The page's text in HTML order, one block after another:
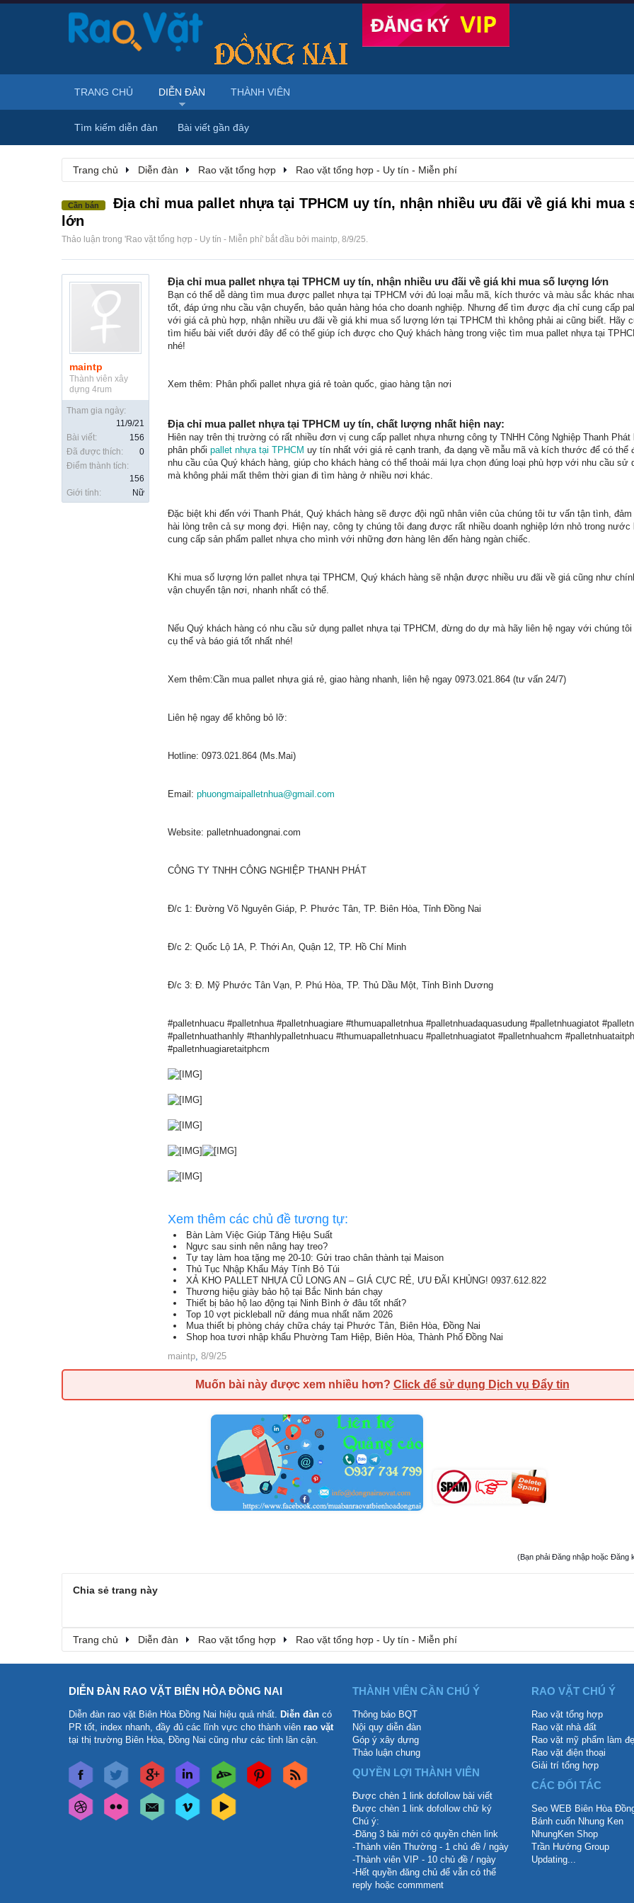
Trang chủ Diễn đàn Rao vặt tổng hợp Rao vặt tổng hợp - Uy tín - Miễn phí
Cần bán
Địa chỉ mua pallet nhựa tại TPHCM uy tín, nhận nhiều ưu đãi về giá khi mua
lớn
Thảo luận trong 'Rao vặt tổng hợp - Uy tín - Miễn phí' bắt đầu bởi maintp, 8/9/25.
maintp
Thành viên xây
dựng 4rum
Tham gia ngày:
11/9/21
Bài viết:
156
Đã được thích:
0
Điểm thành tích:
156
Giới tính:
Nữ
Địa chỉ mua pallet nhựa tại TPHCM uy tín, nhận nhiều ưu đãi về giá khi mua số lượng lớn
Bạn có thể dễ dàng tìm mua được pallet nhựa tại TPHCM với đủ loại mẫu mã, kích thước và màu sắc khác
tốt, đáp ứng nhu cầu vận chuyển, bảo quản hàng hóa cho doanh nghiệp. Nhưng để tìm được địa chỉ cung cấp
với giá cả phù hợp, nhận nhiều ưu đãi về giá khi mua số lượng lớn tại TPHCM thì không phải ai cũng biết. Hãy
tìm hiểu bài viết dưới đây để có thể giúp ích được cho Quý khách hàng trong việc tìm mua pallet nhựa tại
nhé!
Xem thêm: Phân phối pallet nhựa giá rẻ toàn quốc, giao hàng tận nơi
Địa chỉ mua pallet nhựa tại TPHCM uy tín, chất lượng nhất hiện nay:
Hiên nay trên thị trường có rất nhiều đơn vị cung cấp pallet nhựa nhưng công ty TNHH Công Nghiệp Thanh
phân phối pallet nhựa tại TPHCM uy tín nhất với giá rẻ cạnh tranh, đa dạng về mẫu mã và kích thước để có thể
nhu cầu của Quý khách hàng, giúp cho khách hàng có thể thoải mái lựa chọn đúng loại phù hợp với nhu cầu sử
mà không phải mất thêm thời gian đi tìm hàng ở nhiều nơi khác.
Đặc biệt khi đến với Thanh Phát, Quý khách hàng sẽ được đội ngũ nhân viên của chúng tôi tư vấn tận tình,
hài lòng trên cả sự mong đợi. Hiện nay, công ty chúng tôi đang được rất nhiều doanh nghiệp lớn nhỏ trong
cung cấp sản phẩm pallet nhựa cho mình với những đơn hàng lên đến hàng ngàn chiếc.
Khi mua số lượng lớn pallet nhựa tại TPHCM, Quý khách hàng sẽ nhận được nhiều ưu đãi về giá cũng như
vận chuyển tận nơi, nhanh nhất có thể.
Nếu Quý khách hàng có nhu cầu sử dụng pallet nhựa tại TPHCM, đừng do dự mà hãy liên hệ ngay với chúng
cụ thể và báo giá tốt nhất nhé!
Xem thêm:Cần mua pallet nhựa giá rẻ, giao hàng nhanh, liên hệ ngay 0973.021.864 (tư vấn 24/7)
Liên hệ ngay để không bỏ lỡ:
Hotline: 0973.021.864 (Ms.Mai)
Email: phuongmaipalletnhua@gmail.com
Website: palletnhuadongnai.com
CÔNG TY TNHH CÔNG NGHIỆP THANH PHÁT
Đ/c 1: Đường Võ Nguyên Giáp, P. Phước Tân, TP. Biên Hòa, Tỉnh Đồng Nai
Đ/c 2: Quốc Lộ 1A, P. Thới An, Quận 12, TP. Hồ Chí Minh
Đ/c 3: Đ. Mỹ Phước Tân Vạn, P. Phú Hòa, TP. Thủ Dầu Một, Tỉnh Bình Dương
#palletnhuacu #palletnhua #palletnhuagiare #thumuapalletnhua #palletnhuadaquasudung #palletnhuagiatot
#palletnhuathanhly #thanhlypalletnhuacu #thumuapalletnhuacu #palletnhuagiatot #palletnhuahcm
#palletnhuagiaretaitphcm
Xem thêm các chủ đề tương tự:
Bàn Làm Việc Giúp Tăng Hiệu Suất
Ngực sau sinh nên nâng hay treo?
Tự tay làm hoa tặng mẹ 20-10: Gửi trao chân thành tại Maison
Thủ Tục Nhập Khẩu Máy Tính Bỏ Túi
XẢ KHO PALLET NHỰA CŨ LONG AN – GIÁ CỰC RẺ, ƯU ĐÃI KHỦNG! 0937.612.822
Thương hiệu giày bảo hộ tại Bắc Ninh bán chạy
Thiết bị bảo hộ lao động tại Ninh Bình ở đâu tốt nhất?
Top 10 vợt pickleball nữ đáng mua nhất năm 2026
Mua thiết bị phòng cháy chữa cháy tại Phước Tân, Biên Hòa, Đồng Nai
Shop hoa tươi nhập khẩu Phường Tam Hiệp, Biên Hòa, Thành Phố Đồng Nai
maintp, 8/9/25
Muốn bài này được xem nhiều hơn? Click để sử dụng Dịch vụ Đẩy tin
(Bạn phải Đăng nhập hoặc Đăng
Chia sẻ trang này
Trang chủ Diễn đàn Rao vặt tổng hợp Rao vặt tổng hợp - Uy tín - Miễn phí
TRANG CHỦ DIỄN ĐÀN
Tìm kiếm diễn đàn Bài viết gần đây
THÀNH VIÊN
DIỄN ĐÀN RAO VẶT BIÊN HÒA ĐỒNG NAI
Diễn đàn rao vặt Biên Hòa Đồng Nai hiệu quả nhất. Diễn đàn có
PR tốt, index nhanh, đầy đủ các lĩnh vực cho thành viên rao vặt
tại thị trường Biên Hòa, Đồng Nai cũng như các tỉnh lân cận.
THÀNH VIÊN CẦN CHÚ Ý
Thông báo BQT
Nội quy diễn đàn
Góp ý xây dựng
Thảo luận chung
QUYỀN LỢI THÀNH VIÊN
Được chèn 1 link dofollow bài viết
Được chèn 1 link dofollow chữ ký
Chú ý:
-Đăng 3 bài mới có quyền chèn link
-Thành viên Thường - 1 chủ đề / ngày
-Thành viên VIP - 10 chủ đề / ngày
-Hết quyền đăng chủ để vẫn có thể
reply hoặc commment
RAO VẶT CHÚ Ý
Rao vặt tổng hợp
Rao vặt nhà đất
Rao vặt mỹ phẩm làm
Rao vặt điện thoại
Giải trí tổng hợp
CÁC ĐỐI TÁC
Seo WEB Biên Hòa
Bánh cuốn Nhung Ken
NhungKen Shop
Trần Hướng Group
Updating...